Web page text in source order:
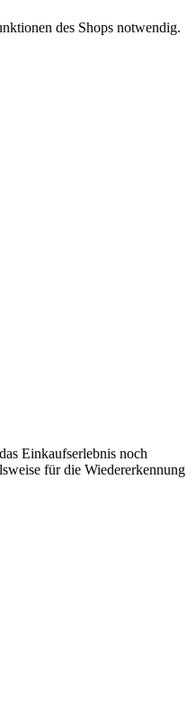
des Shops notwendig.
Einkaufserlebnis noch
für die Wiedererkennung